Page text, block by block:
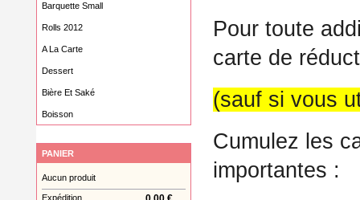
Pour toute
carte de
(sauf si vous
Cumulez les
importantes :
Barquette Small
Rolls 2012
A La Carte
Dessert
Bière Et Saké
Boisson
PANIER
Aucun produit
Expédition